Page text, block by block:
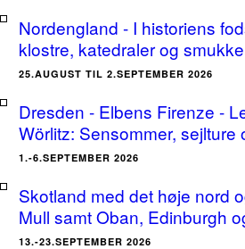
Nordengland - I historiens
klostre, katedraler og
25.AUGUST TIL 2.SEPTEMBER 2026
Dresden - Elbens Firenze -
Wörlitz: Sensommer,
1.-6.SEPTEMBER 2026
Skotland med det høje nord
Mull samt Oban, Edinburgh
13.-23.SEPTEMBER 2026